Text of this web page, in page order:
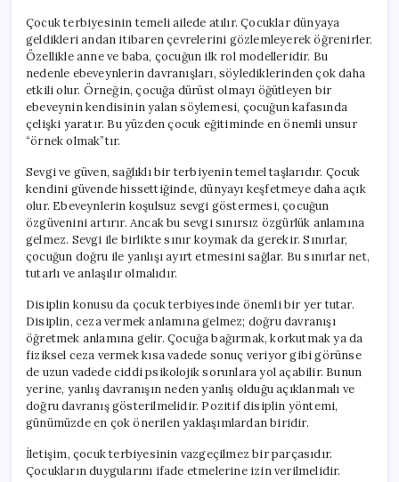
Çocuk terbiyesinin temeli ailede atılır. Çocuklar dünyaya
geldikleri andan itibaren çevrelerini gözlemleyerek öğrenirler.
Özellikle anne ve baba, çocuğun ilk rol modelleridir. Bu
nedenle ebeveynlerin davranışları, söylediklerinden çok daha
etkili olur. Örneğin, çocuğa dürüst olmayı öğütleyen bir
ebeveynin kendisinin yalan söylemesi, çocuğun kafasında
çelişki yaratır. Bu yüzden çocuk eğitiminde en önemli unsur
“örnek olmak”tır.
Sevgi ve güven, sağlıklı bir terbiyenin temel taşlarıdır. Çocuk
kendini güvende hissettiğinde, dünyayı keşfetmeye daha açık
olur. Ebeveynlerin koşulsuz sevgi göstermesi, çocuğun
özgüvenini artırır. Ancak bu sevgi sınırsız özgürlük anlamına
gelmez. Sevgi ile birlikte sınır koymak da gerekir. Sınırlar,
çocuğun doğru ile yanlışı ayırt etmesini sağlar. Bu sınırlar net,
tutarlı ve anlaşılır olmalıdır.
Disiplin konusu da çocuk terbiyesinde önemli bir yer tutar.
Disiplin, ceza vermek anlamına gelmez; doğru davranışı
öğretmek anlamına gelir. Çocuğa bağırmak, korkutmak ya da
fiziksel ceza vermek kısa vadede sonuç veriyor gibi görünse
de uzun vadede ciddi psikolojik sorunlara yol açabilir. Bunun
yerine, yanlış davranışın neden yanlış olduğu açıklanmalı ve
doğru davranış gösterilmelidir. Pozitif disiplin yöntemi,
günümüzde en çok önerilen yaklaşımlardan biridir.
İletişim, çocuk terbiyesinin vazgeçilmez bir parçasıdır.
Çocukların duygularını ifade etmelerine izin verilmelidir.